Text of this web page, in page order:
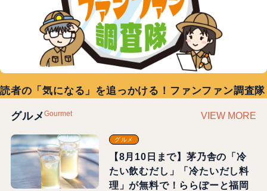
読者の「気になる」を追っかける！ファンファン調査隊
グルメGourmet VIEW MORE
グルメ
【8月10日まで】茅乃舎の「冷
たい飲むだし」「冷たいだし料
理」が無料で！ららぽーと福岡